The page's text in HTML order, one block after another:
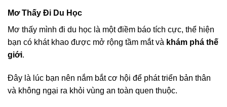
Mơ Thấy Đi Du Học
Mơ thấy mình đi du học là một điềm báo tích cực, thể hiện
bạn có khát khao được mở rộng tầm mắt và khám phá thế
giới.
Đây là lúc bạn nên nắm bắt cơ hội để phát triển bản thân
và không ngại ra khỏi vùng an toàn quen thuộc.